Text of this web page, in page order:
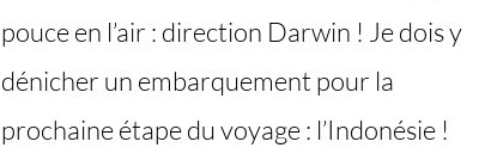
pouce en l’air : direction Darwin ! Je dois y
dénicher un embarquement pour la
prochaine étape du voyage : l’Indonésie !